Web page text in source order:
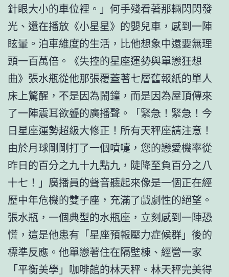
針眼大小的車位裡。」何手殘看著那輛閃閃發
光、還在播放《小星星》的嬰兒車，感到一陣
眩暈。泊車維度的生活，比他想象中還要無理
頭一百萬倍。《失控的星座運勢與單戀狂想
曲》張水瓶從他那張覆蓋著七層舊報紙的單人
床上驚醒，不是因為鬧鐘，而是因為屋頂傳來
了一陣震耳欲聾的廣播聲。「緊急！緊急！今
日星座運勢超級大修正！所有天秤座請注意！
由於月球剛剛打了一個噴嚏，您的戀愛機率從
昨日的百分之九十九點九，陡降至負百分之八
十七！」廣播員的聲音聽起來像是一個正在經
歷中年危機的雙子座，充滿了戲劇性的絕望。
張水瓶，一個典型的水瓶座，立刻感到一陣恐
慌，這是他患有「星座預報壓力症候群」後的
標準反應。他單戀著住在隔壁棟、經營一家
「平衡美學」咖啡館的林天秤。林天秤完美得